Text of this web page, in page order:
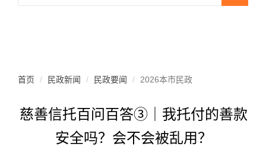
首页 民政新闻 民政要闻 2026本市民政
慈善信托百问百答③｜我托付的善款
安全吗？会不会被乱用？